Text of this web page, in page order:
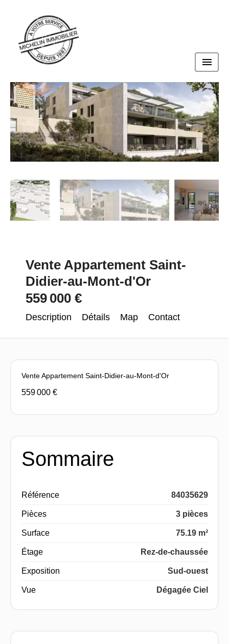
Vente Appartement Saint-
Didier-au-Mont-d'Or
559 000 €
Description Détails Map Contact
Vente Appartement Saint-Didier-au-Mont-d'Or
559 000 €
Sommaire
Référence 84035629
Pièces 3 pièces
Surface 75.19 m²
Étage Rez-de-chaussée
Exposition Sud-ouest
Vue Dégagée Ciel